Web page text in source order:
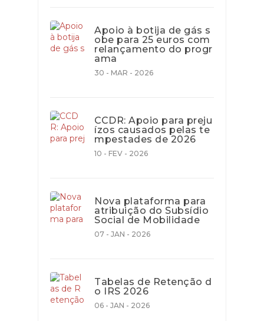
Apoio à botija de gás s
obe para 25 euros com
relançamento do progr
ama
30 - MAR - 2026
CCDR: Apoio para preju
ízos causados pelas te
mpestades de 2026
10 - FEV - 2026
Nova plataforma para
atribuição do Subsídio
Social de Mobilidade
07 - JAN - 2026
Tabelas de Retenção d
o IRS 2026
06 - JAN - 2026